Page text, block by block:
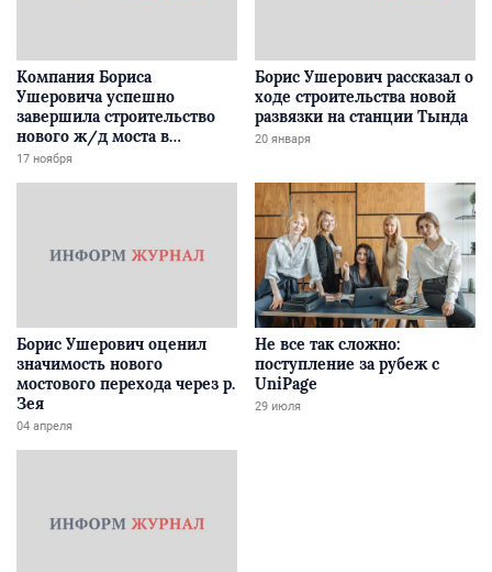
Компания Бориса
Ушеровича успешно
завершила строительство
нового ж/д моста в
Забайкалье
17 ноября
Борис Ушерович рассказал о
ходе строительства новой
развязки на станции Тында
20 января
Борис Ушерович оценил
значимость нового
мостового перехода через р.
Зея
04 апреля
Не все так сложно:
поступление за рубеж с
UniPage
29 июля